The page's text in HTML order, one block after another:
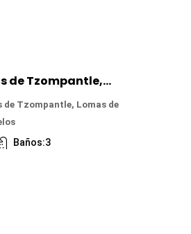
Casa en Venta en Lomas de Tzompantle, Cuernavaca, Morelos
de Tzompantle, Lomas de
Baños:3